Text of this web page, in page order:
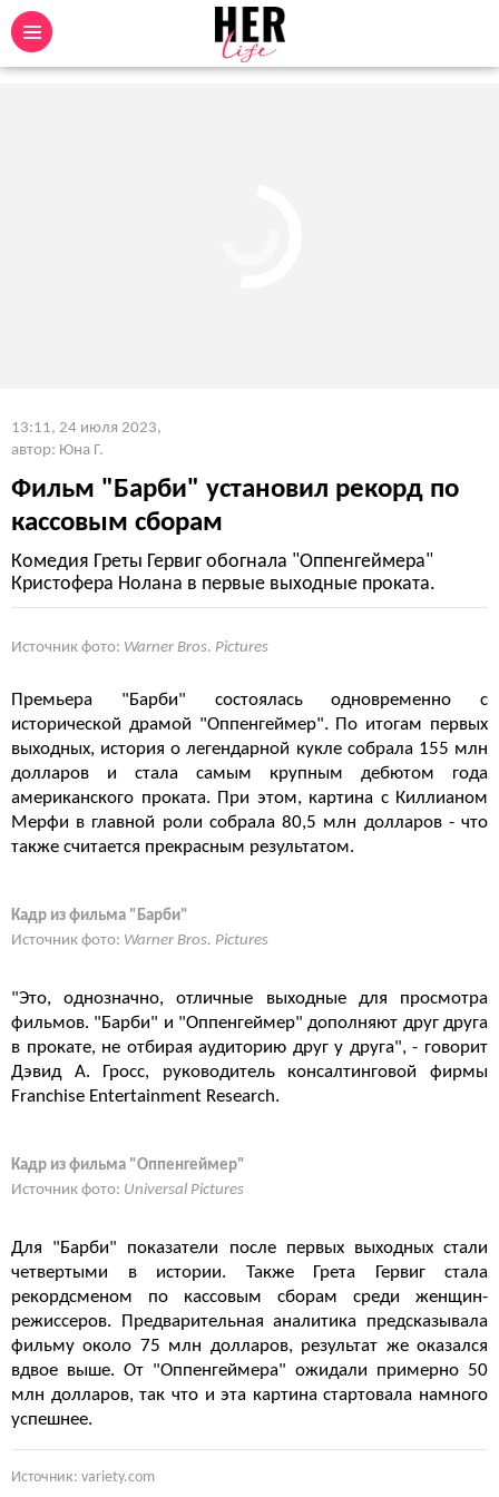
13:11, 24 июля 2023,
автор: Юна Г.
Фильм "Барби" установил рекорд по
кассовым сборам
Комедия Греты Гервиг обогнала "Оппенгеймера"
Кристофера Нолана в первые выходные проката.
Источник фото: Warner Bros. Pictures
Премьера "Барби" состоялась одновременно с
исторической драмой "Оппенгеймер". По итогам первых
выходных, история о легендарной кукле собрала 155 млн
долларов и стала самым крупным дебютом года
американского проката. При этом, картина с Киллианом
Мерфи в главной роли собрала 80,5 млн долларов - что
также считается прекрасным результатом.
Кадр из фильма "Барби"
Источник фото: Warner Bros. Pictures
"Это, однозначно, отличные выходные для просмотра
фильмов. "Барби" и "Оппенгеймер" дополняют друг друга
в прокате, не отбирая аудиторию друг у друга", - говорит
Дэвид А. Гросс, руководитель консалтинговой фирмы
Franchise Entertainment Research.
Кадр из фильма "Оппенгеймер"
Источник фото: Universal Pictures
Для "Барби" показатели после первых выходных стали
четвертыми в истории. Также Грета Гервиг стала
рекордсменом по кассовым сборам среди женщин-
режиссеров. Предварительная аналитика предсказывала
фильму около 75 млн долларов, результат же оказался
вдвое выше. От "Оппенгеймера" ожидали примерно 50
млн долларов, так что и эта картина стартовала намного
успешнее.
Источник: variety.com